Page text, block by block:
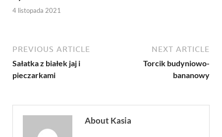
4 listopada 2021
PREVIOUS ARTICLE
Sałatka z białek jaj i
pieczarkami
NEXT ARTICLE
Torcik budyniowo-
bananowy
About Kasia